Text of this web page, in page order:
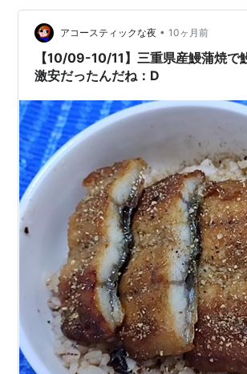
なら、豊かな自然環境と清流で育まれた
こだわりが最も重要です。 当店が使用す
愛…
アコースティックな夜 • 10ヶ月前
【10/09-10/11】三重県産鰻蒲焼で
激安だったんだね：D